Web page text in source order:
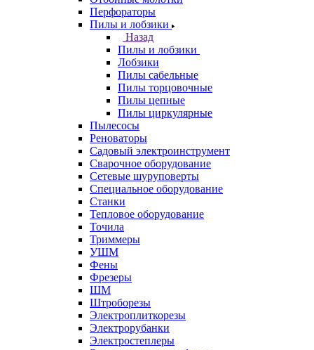
Перфораторы
Пилы и лобзики
Назад
Пилы и лобзики
Лобзики
Пилы сабельные
Пилы торцовочные
Пилы цепные
Пилы циркулярные
Пылесосы
Реноваторы
Садовый электроинструмент
Сварочное оборудование
Сетевые шуруповерты
Специальное оборудование
Станки
Тепловое оборудование
Точила
Триммеры
УШМ
Фены
Фрезеры
ШМ
Штроборезы
Электроплиткорезы
Электрорубанки
Электростеплеры